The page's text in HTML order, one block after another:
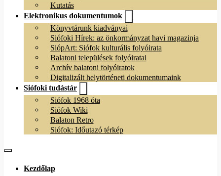
Kutatás
Elektronikus dokumentumok
Könyvtárunk kiadványai
Siófoki Hírek: az önkormányzat havi magazinja
SiópArt: Siófok kulturális folyóirata
Balatoni települések folyóiratai
Archív balatoni folyóiratok
Digitalizált helytörténeti dokumentumaink
Siófoki tudástár
Siófok 1968 óta
Siófok Wiki
Balaton Retro
Siófok: Időutazó térkép
Kezdőlap